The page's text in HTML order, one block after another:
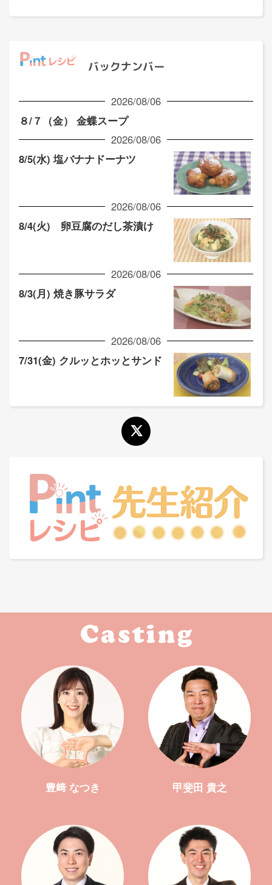
バックナンバー
2026/08/06
８/７（金） 金蝶スープ
2026/08/06
8/5(水) 塩バナナドーナツ
2026/08/06
8/4(火) 卵豆腐のだし茶漬け
2026/08/06
8/3(月) 焼き豚サラダ
2026/08/06
7/31(金) クルッとホッとサンド
豊﨑 なつき 甲斐田 貴之